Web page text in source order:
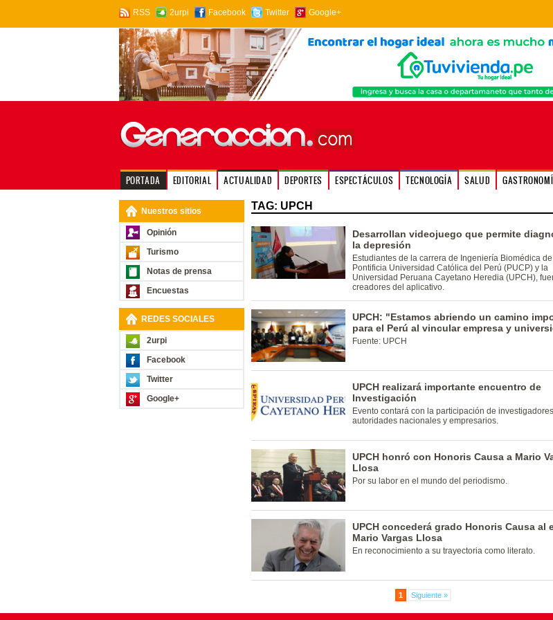
RSS 2urpi Facebook Twitter Google+
PORTADA EDITORIAL ACTUALIDAD DEPORTES ESPECTÁCULOS TECNOLOGÍA SALUD
Nuestros sitios
Opinión
Turismo
Notas de prensa
Encuestas
REDES SOCIALES
2urpi
Facebook
Twitter
Google+
TAG: UPCH
Desarrollan videojuego que permite
la depresión
Estudiantes de la carrera de Ingeniería Biomédica
Pontificia Universidad Católica del Perú (PUCP) y la
Universidad Peruana Cayetano Heredia (UPCH),
creadores del aplicativo.
UPCH: "Estamos abriendo un camino
para el Perú al vincular empresa y
Fuente: UPCH
UPCH realizará importante encuentro de
Investigación
Evento contará con la participación de
autoridades nacionales y empresarios.
UPCH honró con Honoris Causa a Mario
Llosa
Por su labor en el mundo del periodismo.
UPCH concederá grado Honoris Causa al
Mario Vargas Llosa
En reconocimiento a su trayectoria como literato.
1 Siguiente »